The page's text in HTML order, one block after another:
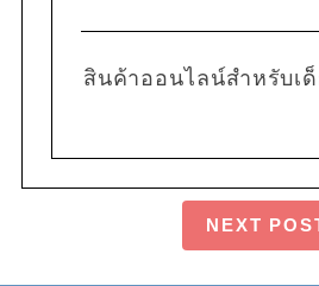
สินค้าออนไลน์สำหรับเ
NEXT